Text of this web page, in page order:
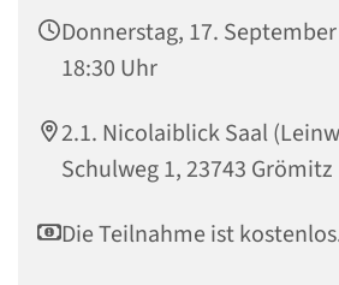
Donnerstag, 17.
18:30 Uhr
2.1. Nicolaiblick Saal
Schulweg 1, 23743 Grömitz
Die Teilnahme ist